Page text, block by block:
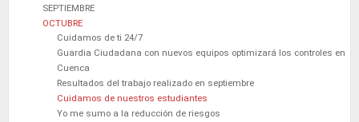
SEPTIEMBRE
OCTUBRE
Cuidamos de ti 24/7
Guardia Ciudadana con nuevos equipos optimizará los controles en
Cuenca
Resultados del trabajo realizado en septiembre
Cuidamos de nuestros estudiantes
Yo me sumo a la reducción de riesgos